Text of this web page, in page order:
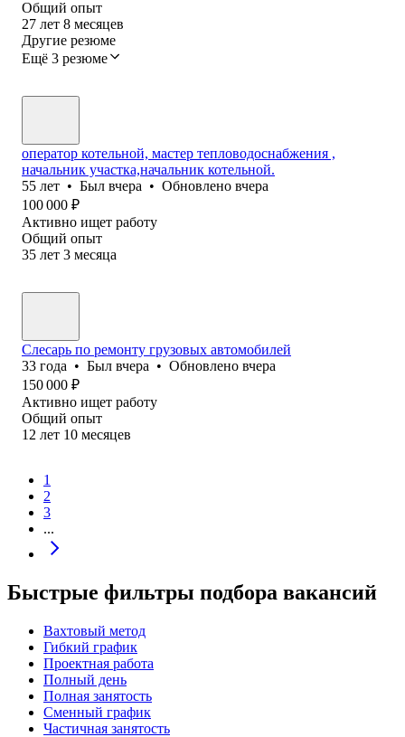
Общий опыт
27 лет 8 месяцев
Другие резюме
Ещё 3 резюме
оператор котельной, мастер тепловодоснабжения ,
начальник участка,начальник котельной.
55 лет • Был вчера • Обновлено вчера
100 000 ₽
Активно ищет работу
Общий опыт
35 лет 3 месяца
Слесарь по ремонту грузовых автомобилей
33 года • Был вчера • Обновлено вчера
150 000 ₽
Активно ищет работу
Общий опыт
12 лет 10 месяцев
1
2
3
...
Быстрые фильтры подбора вакансий
Вахтовый метод
Гибкий график
Проектная работа
Полный день
Полная занятость
Сменный график
Частичная занятость